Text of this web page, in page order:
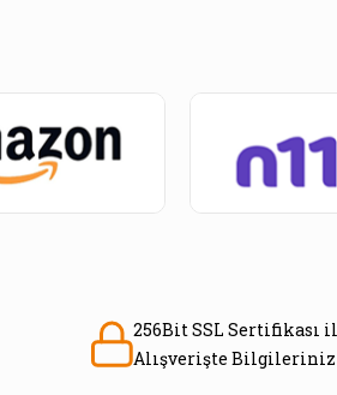
256Bit SSL Sertifikası
Alışverişte Bilgileriniz